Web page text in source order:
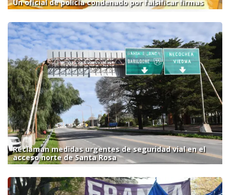
Un oficial de policía condenado por falsificar firmas
Reclaman medidas urgentes de seguridad vial en el
acceso norte de Santa Rosa